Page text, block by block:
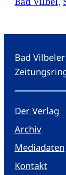
Bad
Der Verlag
Archiv
Mediadaten
Kontakt